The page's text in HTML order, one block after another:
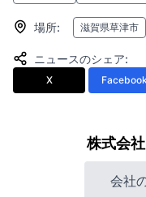
場所: 滋賀県草津市
ニュースのシェア:
X Facebook
株式会
会社